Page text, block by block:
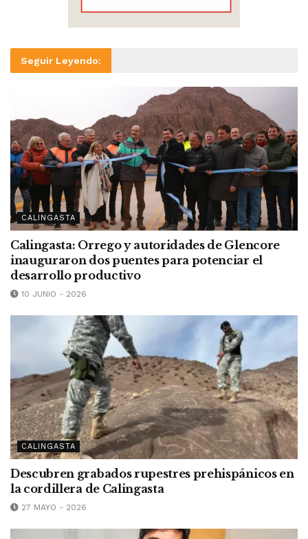
Seguir Leyendo:
CALINGASTA
Calingasta: Orrego y autoridades de Glencore
inauguraron dos puentes para potenciar el
desarrollo productivo
10 JUNIO - 2026
CALINGASTA
Descubren grabados rupestres prehispánicos en
la cordillera de Calingasta
27 MAYO - 2026